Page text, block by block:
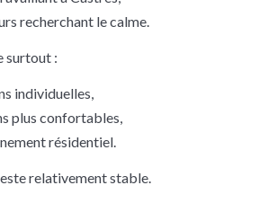
recherchant le calme.
surtout :
individuelles,
plus confortables,
résidentiel.
relativement stable.